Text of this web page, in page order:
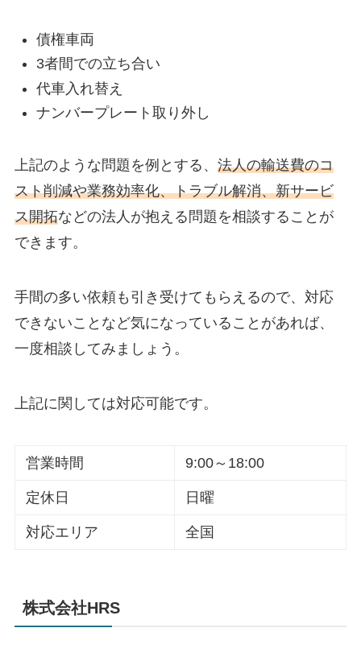
債権車両
3者間での立ち合い
代車入れ替え
ナンバープレート取り外し
上記のような問題を例とする、 法人の輸送費のコ
スト削減や業務効率化、トラブル解消、新サービ
ス開拓などの法人が抱える問題を相談することが
できます。
手間の多い依頼も引き受けてもらえるので、対応
できないことなど気になっていることがあれば、
一度相談してみましょう。
上記に関しては対応可能です。
営業時間 9:00～18:00
定休日 日曜
対応エリア 全国
株式会社HRS